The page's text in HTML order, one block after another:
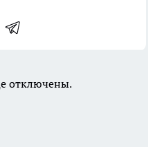
отключены.